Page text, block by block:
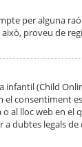
per alguna
proveu de
(Child
consentiment
al lloc web en
dubtes legals